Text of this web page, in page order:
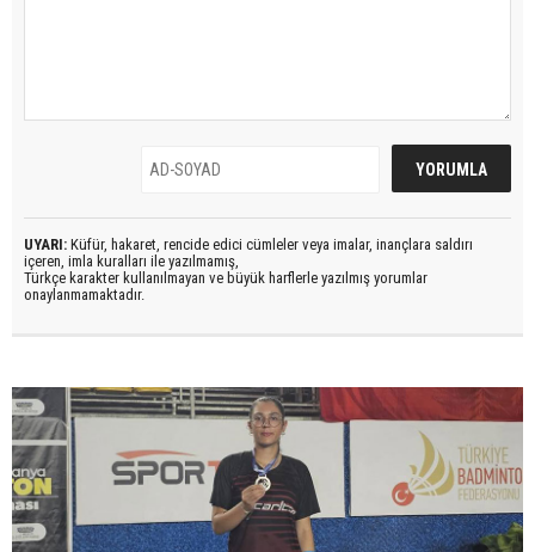
UYARI: Küfür, hakaret, rencide edici cümleler veya imalar, inançlara saldırı
içeren, imla kuralları ile yazılmamış,
Türkçe karakter kullanılmayan ve büyük harflerle yazılmış yorumlar
onaylanmamaktadır.